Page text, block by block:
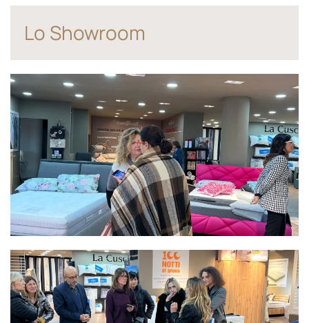
Lo Showroom